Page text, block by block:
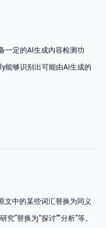
一定的AI生成内容检测功
能够识别出可能由AI生成的
文中的某些词汇替换为同义
”替换为“探讨”“分析”等。